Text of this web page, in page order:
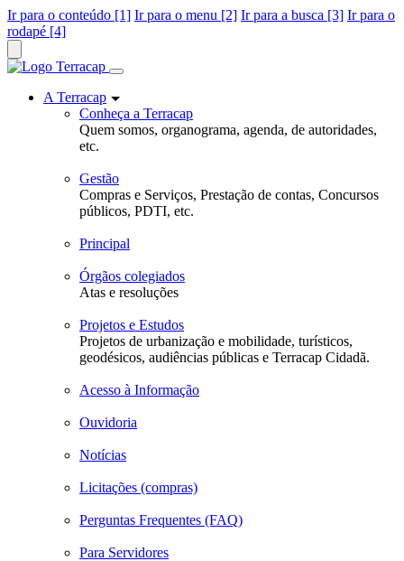
Ir para o conteúdo [1] Ir para o menu [2] Ir para a busca [3] Ir para o
rodapé [4]
A Terracap
Conheça a Terracap
Quem somos, organograma, agenda, de autoridades,
etc.
Gestão
Compras e Serviços, Prestação de contas, Concursos
públicos, PDTI, etc.
Principal
Órgãos colegiados
Atas e resoluções
Projetos e Estudos
Projetos de urbanização e mobilidade, turísticos,
geodésicos, audiências públicas e Terracap Cidadã.
Acesso à Informação
Ouvidoria
Notícias
Licitações (compras)
Perguntas Frequentes (FAQ)
Para Servidores